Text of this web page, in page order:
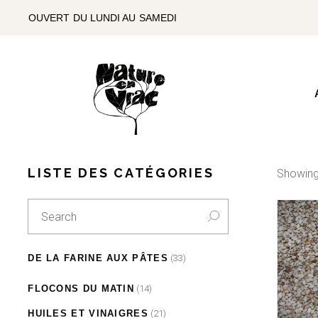
OUVERT DU LUNDI AU SAMEDI
LISTE DES CATÉGORIES
Search
for:
DE LA FARINE AUX PÂTES 33
33
products
FARINES 6products
PÂTES 27products
FLOCONS DU MATIN 14
14
products
HUILES ET VINAIGRES 21
21